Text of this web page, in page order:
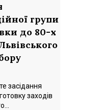
групи
до 80-х
засідання
заходів